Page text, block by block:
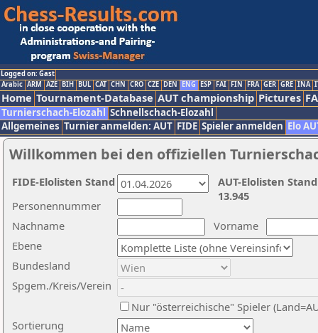
Logged on: Gast
Arabic ARM AZE BIH BUL CAT CHN CRO CZE DEN ENG ESP FAI FIN FRA GER GRE INA
Home Tournament-Database AUT championship Pictures
Turnierschach-Elozahl Schnellschach-Elozahl
Allgemeines Turnier anmelden: AUT FIDE Spieler anmelden Elo
Willkommen bei den offiziellen
Nachname
Vorname
Ebene
Sortierung
Personennummer
Bundesland
Spgem./Kreis/Verein
Nur "österreichische" Spieler
AUT-Elolisten
13.945
FIDE-Elolisten Stand